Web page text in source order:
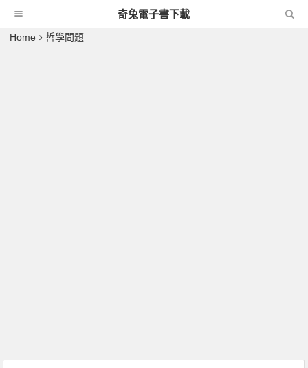
奇兔電子書下載
Home 哲學問題